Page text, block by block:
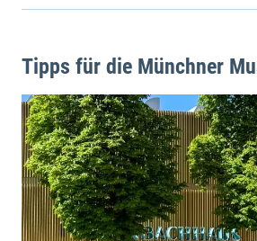
Tipps für die Münchner